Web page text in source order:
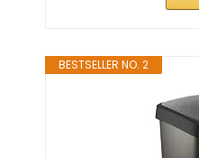
BESTSELLER NO. 2